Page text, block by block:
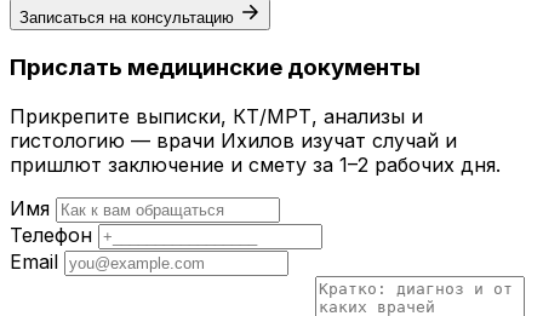
Записаться на консультацию
Прислать медицинские документы
Прикрепите выписки, КТ/МРТ, анализы и
гистологию — врачи Ихилов изучат случай и
пришлют заключение и смету за 1–2 рабочих дня.
Имя
Телефон
Email